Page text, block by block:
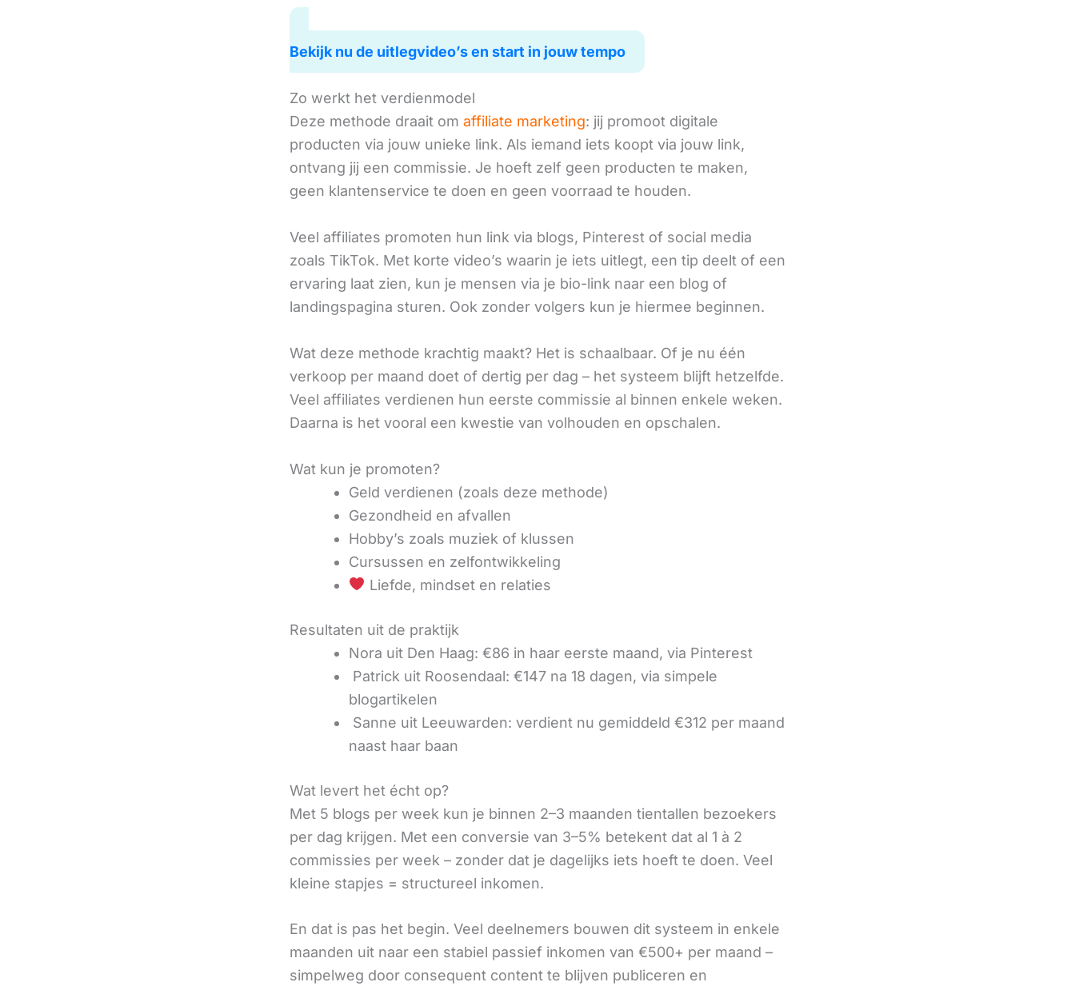
Bekijk nu de uitlegvideo’s en start in jouw tempo
Zo werkt het verdienmodel
Deze methode draait om affiliate marketing: jij promoot digitale
producten via jouw unieke link. Als iemand iets koopt via jouw link,
ontvang jij een commissie. Je hoeft zelf geen producten te maken,
geen klantenservice te doen en geen voorraad te houden.
Veel affiliates promoten hun link via blogs, Pinterest of social media
zoals TikTok. Met korte video’s waarin je iets uitlegt, een tip deelt of een
ervaring laat zien, kun je mensen via je bio-link naar een blog of
landingspagina sturen. Ook zonder volgers kun je hiermee beginnen.
Wat deze methode krachtig maakt? Het is schaalbaar. Of je nu één
verkoop per maand doet of dertig per dag – het systeem blijft hetzelfde.
Veel affiliates verdienen hun eerste commissie al binnen enkele weken.
Daarna is het vooral een kwestie van volhouden en opschalen.
Wat kun je promoten?
Geld verdienen (zoals deze methode)
Gezondheid en afvallen
Hobby’s zoals muziek of klussen
Cursussen en zelfontwikkeling
Liefde, mindset en relaties
Resultaten uit de praktijk
Nora uit Den Haag: €86 in haar eerste maand, via Pinterest
‍ Patrick uit Roosendaal: €147 na 18 dagen, via simpele
blogartikelen
‍ Sanne uit Leeuwarden: verdient nu gemiddeld €312 per maand
naast haar baan
Wat levert het écht op?
Met 5 blogs per week kun je binnen 2–3 maanden tientallen bezoekers
per dag krijgen. Met een conversie van 3–5% betekent dat al 1 à 2
commissies per week – zonder dat je dagelijks iets hoeft te doen. Veel
kleine stapjes = structureel inkomen.
En dat is pas het begin. Veel deelnemers bouwen dit systeem in enkele
maanden uit naar een stabiel passief inkomen van €500+ per maand –
simpelweg door consequent content te blijven publiceren en